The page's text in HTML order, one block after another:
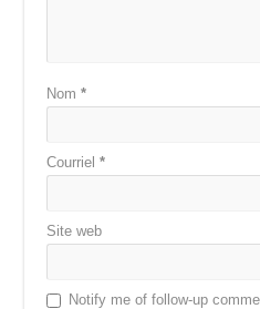
Nom*
Courriel*
Site web
Notify me of follow-up